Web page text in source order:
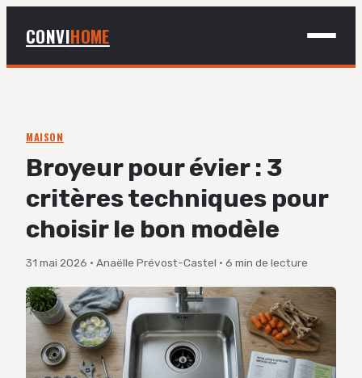
CONVIHOME
BRICOLAGE
DÉCO
JARDINAGE
MAISON
Broyeur pour évier : 3
critères techniques pour
choisir le bon modèle
31 mai 2026 · Anaëlle Prévost-Castel · 6 min de lecture